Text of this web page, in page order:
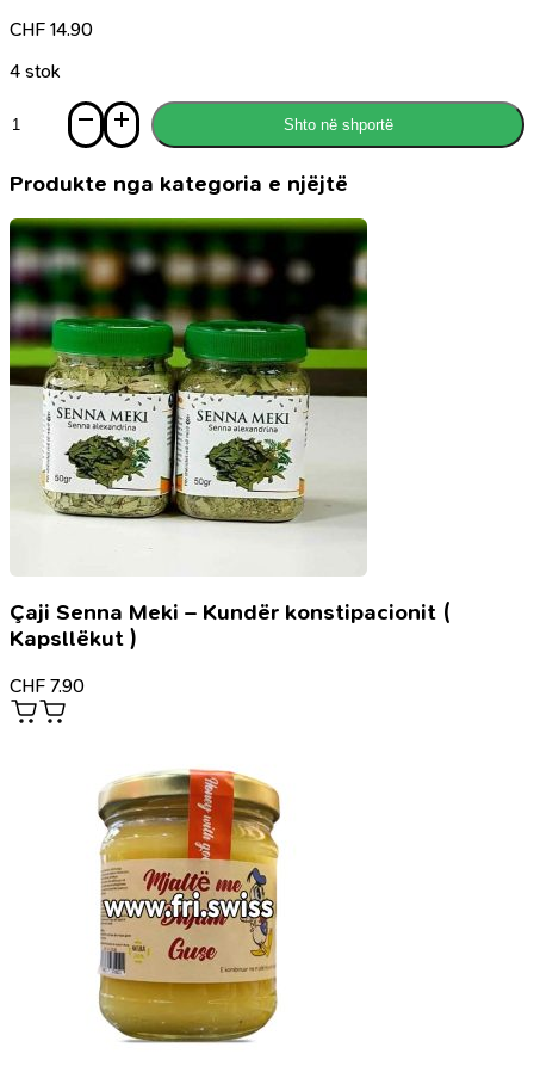
CHF 14.90
4 stok
Meine
Shto në shportë
Produkte nga kategoria e njëjtë
Çaji Senna Meki – Kundër konstipacionit (
Kapsllëkut )
CHF 7.90